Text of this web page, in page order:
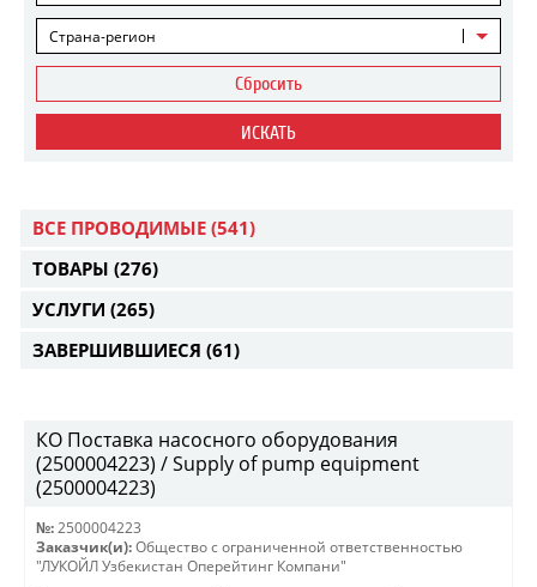
Страна-регион
Сбросить
ИСКАТЬ
ВСЕ ПРОВОДИМЫЕ (541)
ТОВАРЫ (276)
УСЛУГИ (265)
ЗАВЕРШИВШИЕСЯ (61)
КО Поставка насосного оборудования
(2500004223) / Supply of pump equipment
(2500004223)
№: 2500004223
Заказчик(и): Общество с ограниченной ответственностью
"ЛУКОЙЛ Узбекистан Оперейтинг Компани"